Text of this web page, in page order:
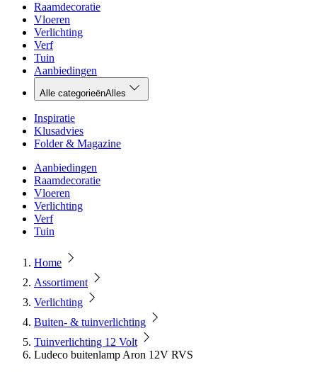
Raamdecoratie
Vloeren
Verlichting
Verf
Tuin
Aanbiedingen
Alle categorieënAlles
Inspiratie
Klusadvies
Folder & Magazine
Aanbiedingen
Raamdecoratie
Vloeren
Verlichting
Verf
Tuin
Home
Assortiment
Verlichting
Buiten- & tuinverlichting
Tuinverlichting 12 Volt
Ludeco buitenlamp Aron 12V RVS